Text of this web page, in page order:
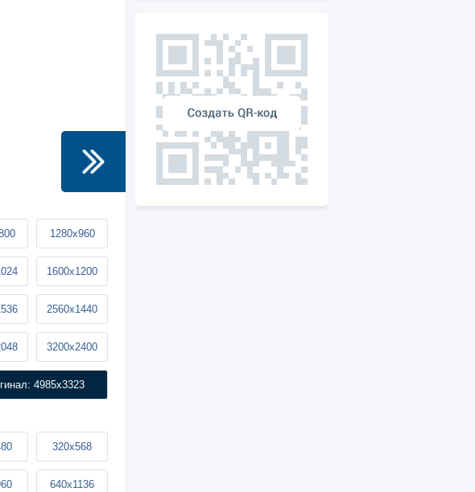
1280x960
1600x1200
2560x1440
3200x2400
4985x3323
320x568
640x1136